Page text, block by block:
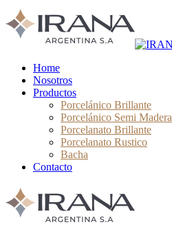
Home
Nosotros
Productos
Porcelánico Brillante
Porcelánico Semi Madera
Porcelanato Brillante
Porcelanato Rustico
Bacha
Contacto